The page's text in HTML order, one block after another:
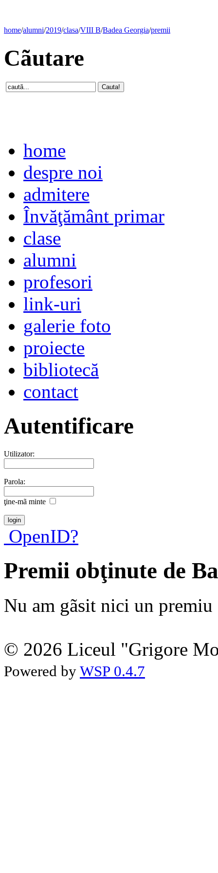
home/alumni/2019/clasa/VIII B/Badea Georgia/premii
Cãutare
home
despre noi
admitere
Învăţământ primar
clase
alumni
profesori
link-uri
galerie foto
proiecte
bibliotecă
contact
Autentificare
Utilizator:
Parola:
ţine-mã minte
OpenID?
Premii obţinute de
Nu am gãsit nici un premiu
© 2026 Liceul "Grigore
Powered by WSP 0.4.7